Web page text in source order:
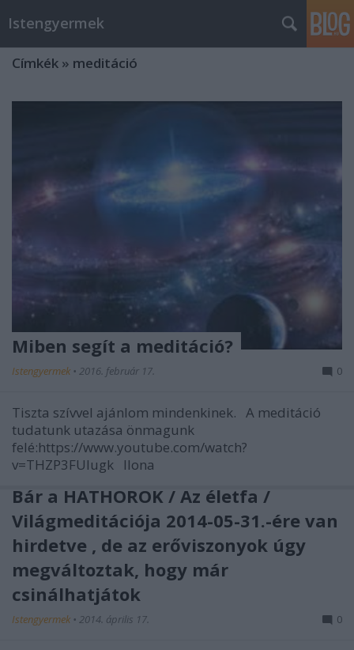
Istengyermek
Címkék » meditáció
Miben segít a meditáció?
Istengyermek • 2016. február 17. 0
Tiszta szívvel ajánlom mindenkinek. A meditáció
tudatunk utazása önmagunk
felé:https://www.youtube.com/watch?
v=THZP3FUIugk Ilona
Bár a HATHOROK / Az életfa /
Világmeditációja 2014-05-31.-ére van
hirdetve , de az erőviszonyok úgy
megváltoztak, hogy már
csinálhatjátok
Istengyermek • 2014. április 17. 0